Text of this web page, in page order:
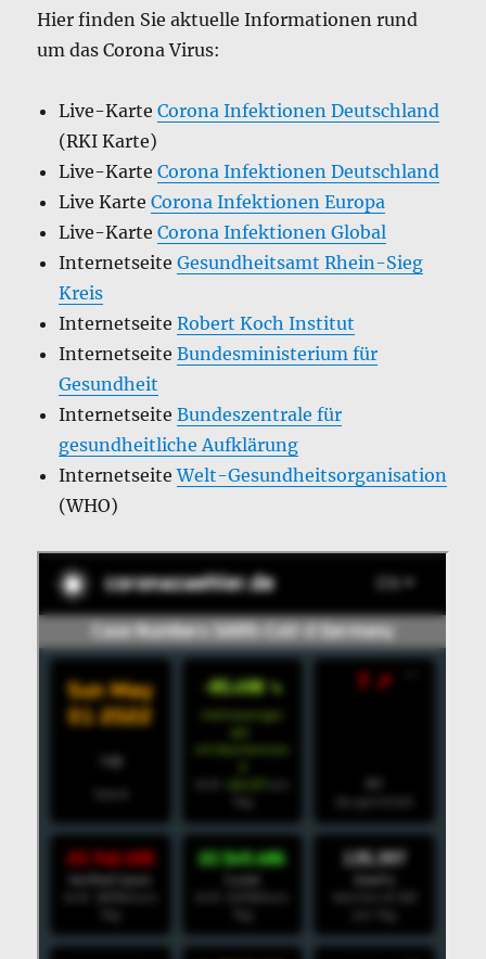
Hier finden Sie aktuelle Informationen rund
um das Corona Virus:
Live-KarteCorona Infektionen Deutschland
(RKI Karte)
Live-KarteCorona Infektionen Deutschland
Live KarteCorona Infektionen Europa
Live-KarteCorona Infektionen Global
InternetseiteGesundheitsamt Rhein-Sieg
Kreis
InternetseiteRobert Koch Institut
InternetseiteBundesministerium für
Gesundheit
InternetseiteBundeszentrale für
gesundheitliche Aufklärung
InternetseiteWelt-Gesundheitsorganisation
(WHO)